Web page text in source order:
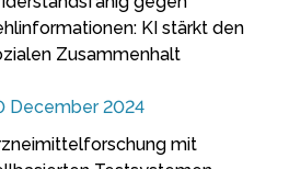
KI stärkt den
Zusammenhalt
December 2024
mit